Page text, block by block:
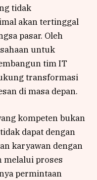
tidak
akan tertinggal
pasar. Oleh
untuk
tim IT
transformasi
di masa depan.
kompeten bukan
dapat dengan
karyawan dengan
melalui proses
permintaan